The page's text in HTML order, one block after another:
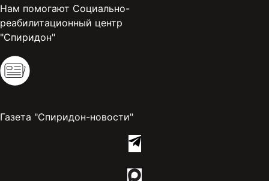
Нам помогают Социально-
реабилитационный центр
"Спиридон"
Газета "Спиридон-новости"